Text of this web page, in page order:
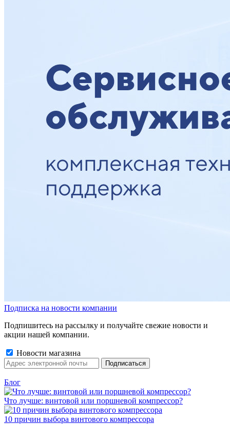
Подписка на новости компании
Подпишитесь на рассылку и получайте свежие новости и
акции нашей компании.
Новости магазина
Блог
Что лучше: винтовой или поршневой компрессор?
10 причин выбора винтового компрессора